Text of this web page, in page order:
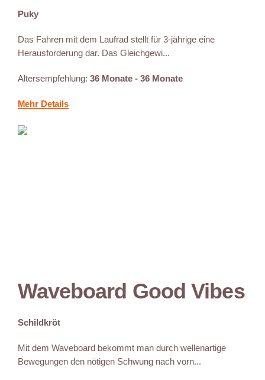
Puky
Das Fahren mit dem Laufrad stellt für 3-jährige eine
Herausforderung dar. Das Gleichgewi...
Altersempfehlung: 36 Monate - 36 Monate
Mehr Details
Waveboard Good Vibes
Schildkröt
Mit dem Waveboard bekommt man durch wellenartige
Bewegungen den nötigen Schwung nach vorn...